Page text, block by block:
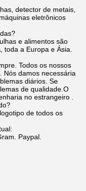
detector de metais,
eletrônicos
e alimentos são
toda a Europa e Ásia.
Todos os nossos
Nós damos necessária
diários. Se
de qualidade.O
no estrangeiro .
de todos os
Paypal.